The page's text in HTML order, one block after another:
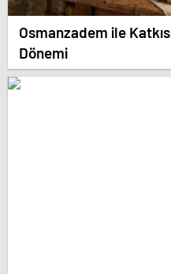
Osmanzadem ile
Dönemi